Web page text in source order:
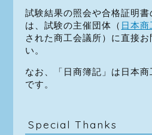
試験結果の照会や合格証明
は、試験の主催団体（ 日本
された商工会議所）に直接お
い。
なお、「日商簿記」は日本
です。
Special Thanks